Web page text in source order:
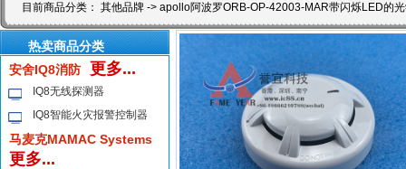
目前商品分类： 其他品牌 -> apollo阿波罗ORB-OP-42003-MAR带闪烁LED的
热卖商品分类
安舍IQ8消防
更多...
IQ8无线探测器
IQ8智能火灾报警控制器
马麦克MAMAC Systems
更多...